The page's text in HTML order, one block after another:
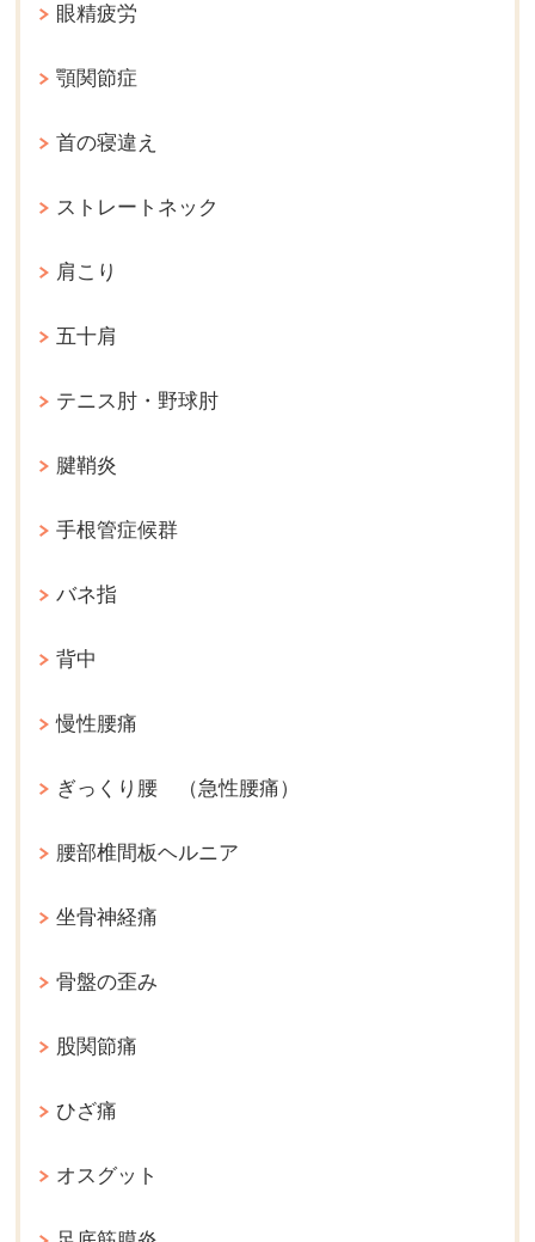
眼精疲労
顎関節症
首の寝違え
ストレートネック
肩こり
五十肩
テニス肘・野球肘
腱鞘炎
手根管症候群
バネ指
背中
慢性腰痛
ぎっくり腰 （急性腰痛）
腰部椎間板ヘルニア
坐骨神経痛
骨盤の歪み
股関節痛
ひざ痛
オスグット